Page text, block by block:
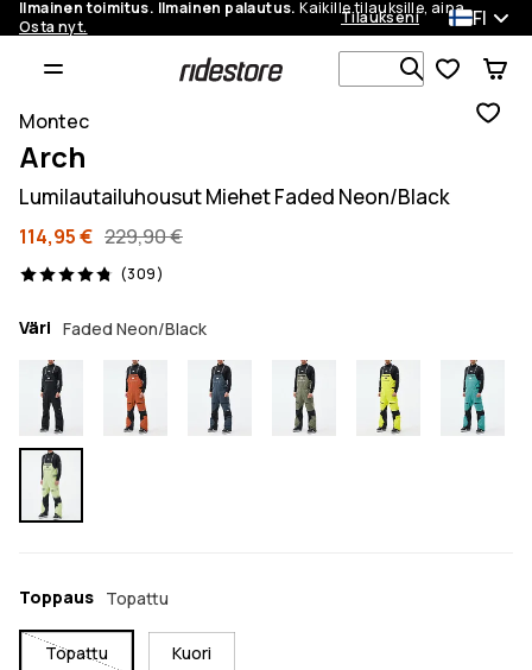
Ilmainen toimitus. Ilmainen palautus. Kaikille tilauksille, aina.
Osta nyt.
Tilaukseni FI
Etsi 1 000+
Montec
Arch
Lumilautailuhousut Miehet Faded Neon/Black
114,95 € 229,90 €
(309)
309 arvostelut, 4.8/5
Väri Faded Neon/Black
Toppaus Topattu
Topattu Kuori